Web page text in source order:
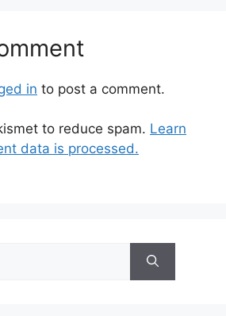
in to post a comment.
to reduce spam. Learn
data is processed.